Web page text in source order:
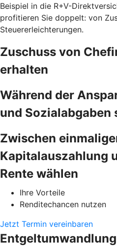
Beispiel in die R+V-
profitieren Sie doppelt: von
Steuererleichterungen.
Zuschuss von
erhalten
Während der
und Sozialabgaben
Zwischen
Kapitalauszahlung
Rente wählen
Ihre Vorteile
Renditechancen nutzen
Jetzt Termin vereinbaren